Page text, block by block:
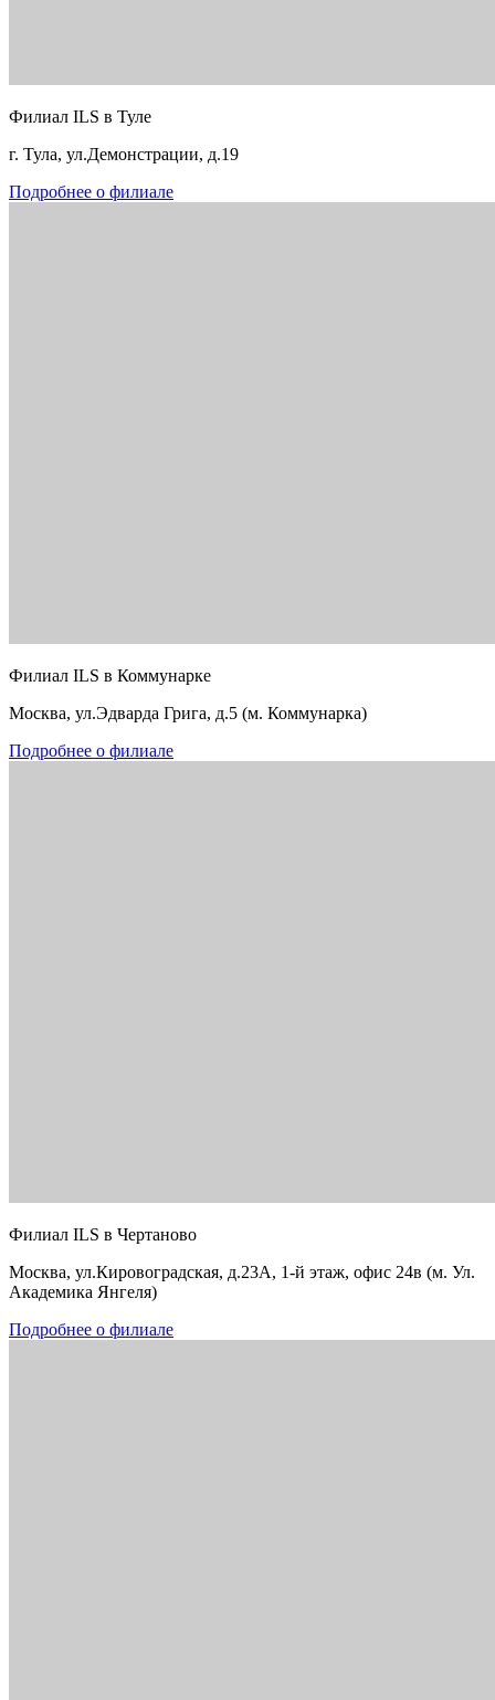
Филиал ILS в Туле
г. Тула, ул.Демонстрации, д.19
Подробнее о филиале
Филиал ILS в Коммунарке
Москва, ул.Эдварда Грига, д.5 (м. Коммунарка)
Подробнее о филиале
Филиал ILS в Чертаново
Москва, ул.Кировоградская, д.23А, 1-й этаж, офис 24в (м. Ул.
Академика Янгеля)
Подробнее о филиале